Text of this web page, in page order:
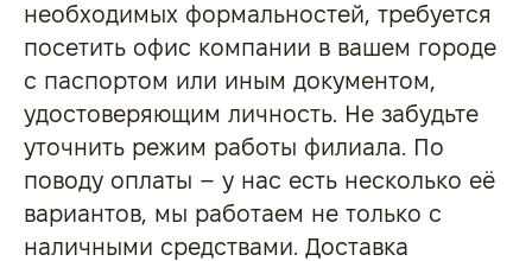
необходимых формальностей, требуется
посетить офис компании в вашем городе
с паспортом или иным документом,
удостоверяющим личность. Не забудьте
уточнить режим работы филиала. По
поводу оплаты – у нас есть несколько её
вариантов, мы работаем не только с
наличными средствами. Доставка